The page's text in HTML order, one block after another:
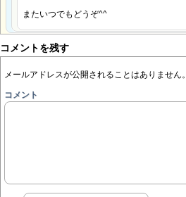
またいつでもどうぞ^^
コメントを残す
メールアドレスが公開されることはありません。
コメント